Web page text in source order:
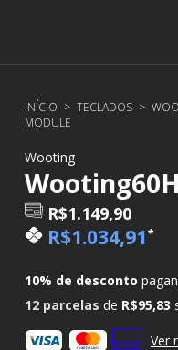
INÍCIO > TECLADOS >
MODULE
Wooting
R$1.149,90
R$1.034,91*
10% de desconto
12 parcelasde R$95,83
Ver